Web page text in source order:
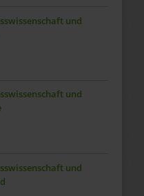
und
und
und